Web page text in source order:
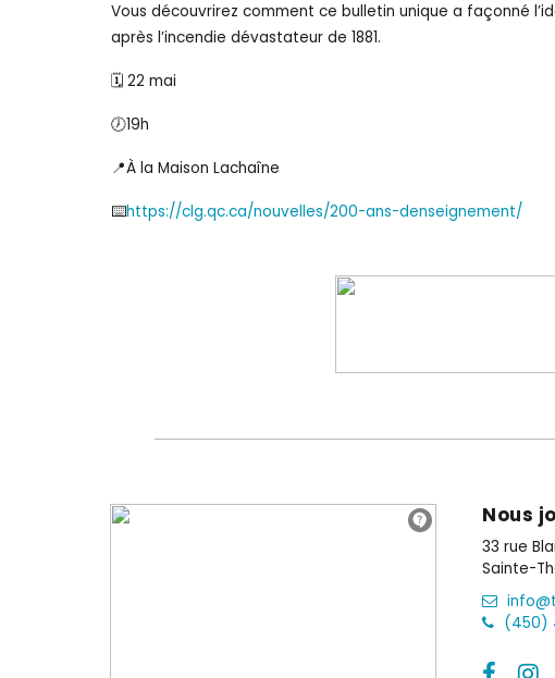
Vous découvrirez comment ce bulletin unique a façonné
après l’incendie dévastateur de 1881.
🗓️ 22 mai
🕖19h
📍À la Maison Lachaîne
⌨️https://clg.qc.ca/nouvelles/200-ans-denseignement/
Nous
33 rue
Sainte-
(450)